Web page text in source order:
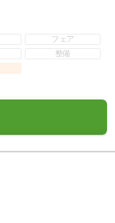
フェア
整備